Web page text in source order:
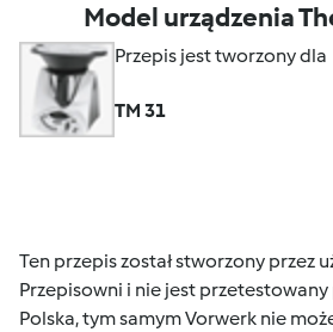
Model urządzenia
Przepis jest tworzony dla
TM 31
Ten przepis został stworzony przez
Przepisowni i nie jest przetestowany
Polska, tym samym Vorwerk nie